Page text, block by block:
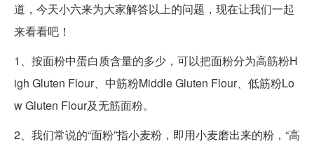
道，今天小六来为大家解答以上的问题，现在让我们一起
来看看吧！
1、按面粉中蛋白质含量的多少，可以把面粉分为高筋粉H
igh Gluten Flour、中筋粉Middle Gluten Flour、低筋粉Lo
w Gluten Flour及无筋面粉。
2、我们常说的“面粉”指小麦粉，即用小麦磨出来的粉，“高